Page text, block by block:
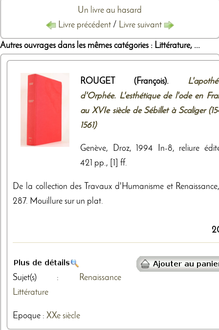
Un livre au hasard
Livre précédent / Livre suivant
Autres ouvrages dans les mêmes catégories : Littérature, ...
ROUGET (François).
d'Orphée. L'esthétique de l'ode en
au XVIe siècle de Sébillet à Scaliger
1561)
Genève, Droz, 1994 In-8, reliure
421 pp., [1] ff.
De la collection des Travaux d'Humanisme et
287. Mouillure sur un plat.
Sujet(s) :
Renaissance
Littérature
Epoque : XXe siècle